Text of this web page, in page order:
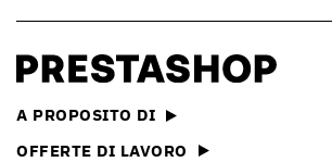
A PROPOSITO DI
OFFERTE DI LAVORO